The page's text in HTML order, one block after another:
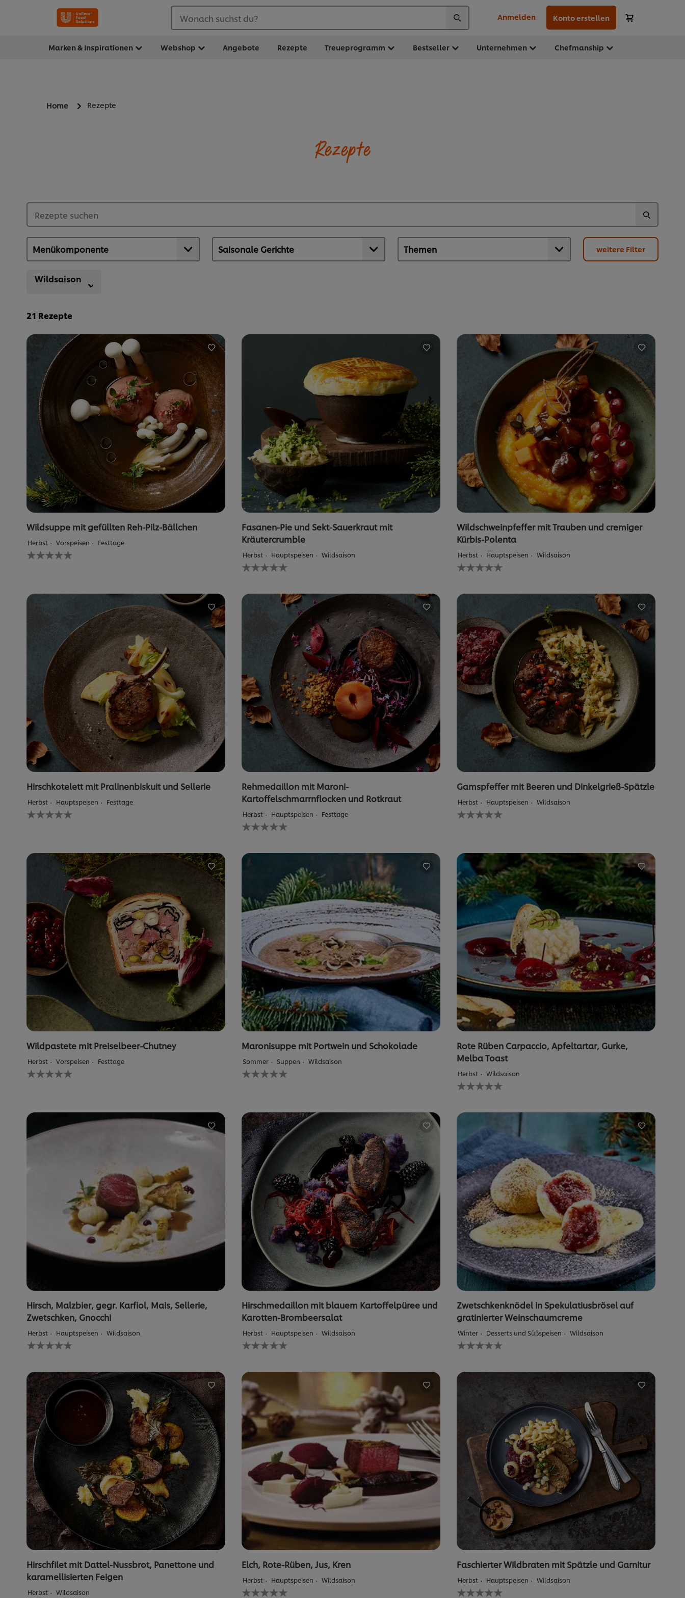
Wonach suchst du? Anmelden Konto erstellen
Marken & Inspirationen Webshop Angebote Rezepte Treueprogramm Bestseller Unternehmen Chefmanship
Home Rezepte
Rezepte
weitere Filter
Wildsaison
21 Rezepte
Wildsuppe mit gefüllten Reh-Pilz-Bällchen
Herbst Vorspeisen Festtage
Keine
Bewertungen
abgegeben
Fasanen-Pie und Sekt-Sauerkraut mit
Kräutercrumble
Herbst Hauptspeisen Wildsaison
Keine
Bewertungen
recipe
Wildschweinpfeffer mit Trauben und cremiger
Kürbis-Polenta
Herbst Hauptspeisen Wildsaison
Keine
Bewertungen
recipe
Hirschkotelett mit Pralinenbiskuit und Sellerie
Herbst Hauptspeisen Festtage
Keine
Bewertungen
abgegeben
Rehmedaillon mit Maroni-
Kartoffelschmarrnflocken und Rotkraut
Herbst Hauptspeisen Festtage
Keine
Bewertungen
recipe
Gamspfeffer mit Beeren und Dinkelgrieß-Spätzle
Herbst Hauptspeisen Wildsaison
Keine
Bewertungen
abgegeben
Wildpastete mit Preiselbeer-Chutney
Herbst Vorspeisen Festtage
Keine
Bewertungen
abgegeben
Maronisuppe mit Portwein und Schokolade
Sommer Suppen Wildsaison
Keine
Bewertungen
abgegeben
Rote Rüben Carpaccio, Apfeltartar, Gurke,
Melba Toast
Herbst Wildsaison
Keine
Bewertungen
recipe
Hirsch, Malzbier, gegr. Karfiol, Mais, Sellerie,
Zwetschken, Gnocchi
Herbst Hauptspeisen Wildsaison
Keine
Bewertungen
recipe
abgegeben
Hirschmedaillon mit blauem Kartoffelpüree und
Karotten-Brombeersalat
Herbst Hauptspeisen Wildsaison
Keine
Bewertungen
recipe
abgegeben
Zwetschkenknödel in Spekulatiusbrösel auf
gratinierter Weinschaumcreme
Winter Desserts und Süßspeisen Wildsaison
Keine
Bewertungen
recipe
abgegeben
Hirschfilet mit Dattel-Nussbrot, Panettone und
karamellisierten Feigen
Herbst Wildsaison
Elch, Rote-Rüben, Jus, Kren
Herbst Hauptspeisen Wildsaison
Keine
Faschierter Wildbraten mit Spätzle und Garnitur
Herbst Hauptspeisen Wildsaison
Keine